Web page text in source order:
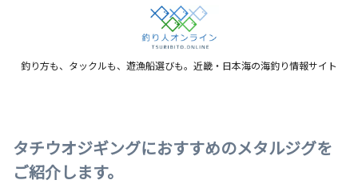
釣り方も、タックルも、遊漁船選びも。近畿・日本海の海釣り情報サイト
タチウオジギングにおすすめのメタルジグを
ご紹介します。